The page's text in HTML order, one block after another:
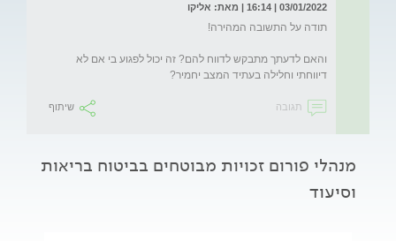
03/01/2022 | 16:14 | מאת: אליקו
והאם לדעתך מתבקש לדווח להם? זה יכול לפגוע בי אם לא
דיווחתי וחלילה בעתיד המצב יחמיר?
תגובה שיתוף
מנהלי פורום זכויות מבוטחים בביטוח בריאות
וסיעוד